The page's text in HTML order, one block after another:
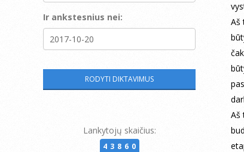
Aš
Aš
Ir ankstesnius nei:
Lankytojų skaičius:
43860